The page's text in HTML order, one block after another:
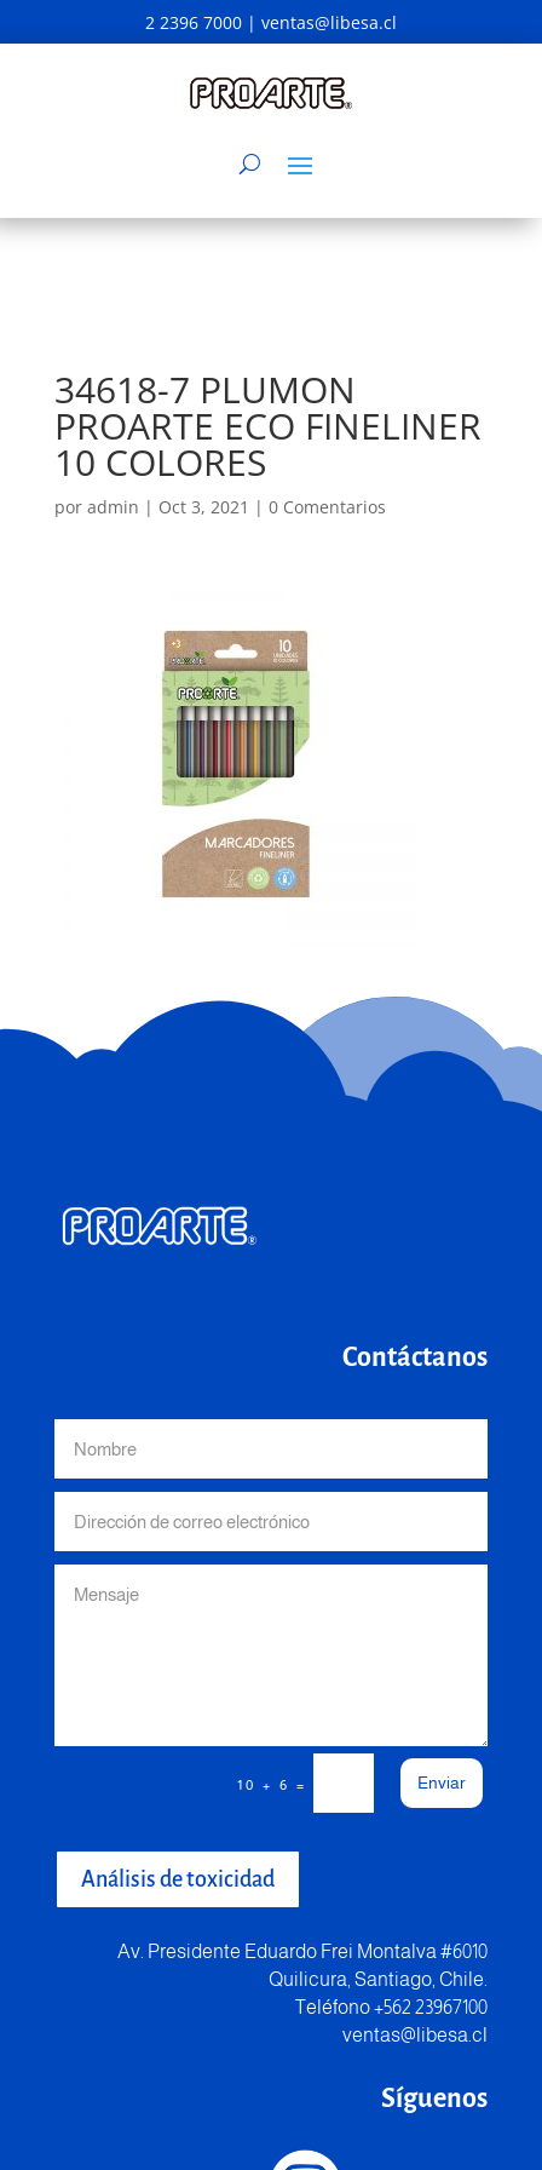
2 2396 7000 | ventas@libesa.cl
34618-7 PLUMON
PROARTE ECO FINELINER
10 COLORES
por admin | Oct 3, 2021 | 0 Comentarios
Contáctanos
10 + 6 = Enviar
Análisis de toxicidad
Av. Presidente Eduardo Frei Montalva #6010
Quilicura, Santiago, Chile.
Teléfono +562 23967100
ventas@libesa.cl
Síguenos